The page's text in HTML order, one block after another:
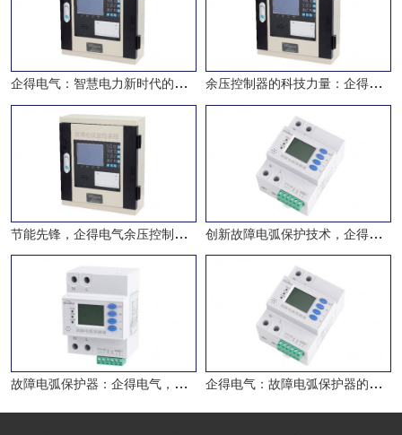
企得电气：智慧电力新时代的推动 产品知识 余压控制器的科技力量：企得电气
节能先锋，企得电气余压控制器推 产品知识 创新故障电弧保护技术，企得电气
故障电弧保护器：企得电气，保卫 产品知识 企得电气：故障电弧保护器的带动